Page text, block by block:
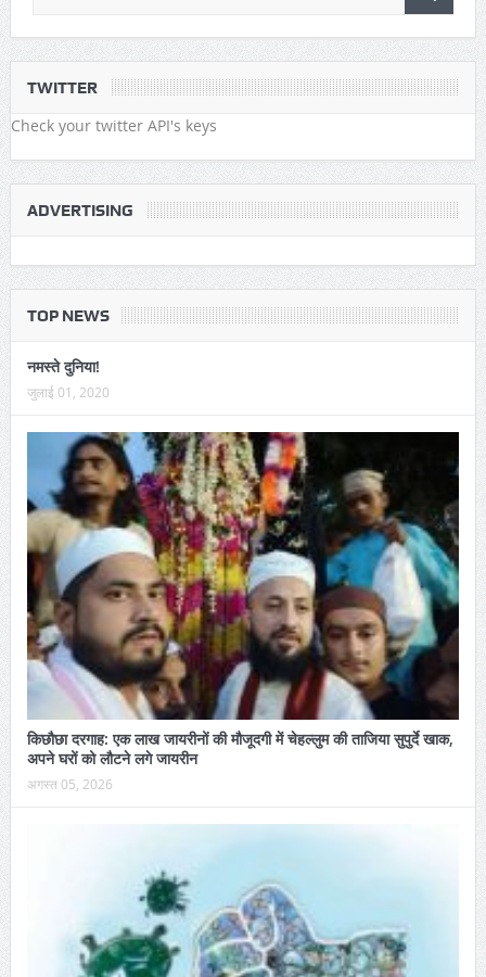
TWITTER
Check your twitter API's keys
ADVERTISING
TOP NEWS
नमस्ते दुनिया!
जुलाई 01, 2020
किछौछा दरगाह: एक लाख जायरीनों की मौजूदगी में चेहल्लुम की ताजिया सुपुर्दे खाक,
अपने घरों को लौटने लगे जायरीन
अगस्त 05, 2026